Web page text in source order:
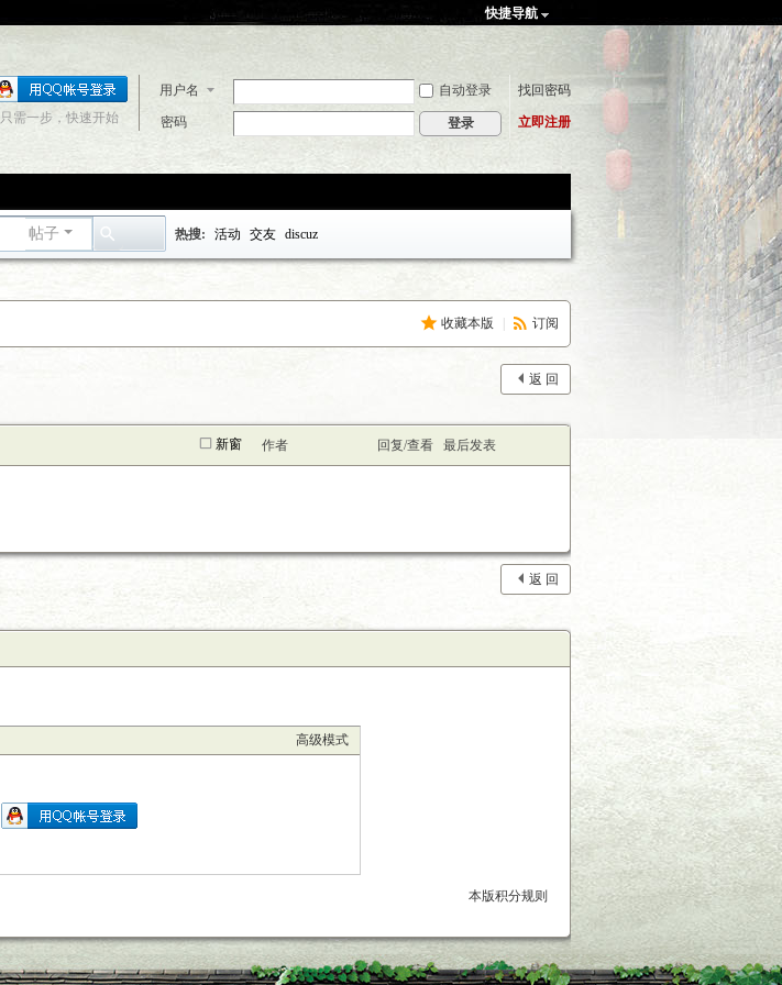
快捷导航
用户名 自动登录 找回密码
密码 登录 立即注册
只需一步，快速开始
帖子
搜
索
热搜: 活动 交友 discuz
收藏本版 订阅
返 回
新窗 作者 回复/查看 最后发表
返 回
高级模式
本版积分规则